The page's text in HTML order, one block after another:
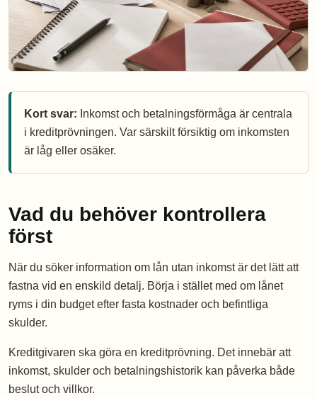
Kort svar: Inkomst och betalningsförmåga är centrala
i kreditprövningen. Var särskilt försiktig om inkomsten
är låg eller osäker.
Vad du behöver kontrollera
först
När du söker information om lån utan inkomst är det lätt att
fastna vid en enskild detalj. Börja i stället med om lånet
ryms i din budget efter fasta kostnader och befintliga
skulder.
Kreditgivaren ska göra en kreditprövning. Det innebär att
inkomst, skulder och betalningshistorik kan påverka både
beslut och villkor.